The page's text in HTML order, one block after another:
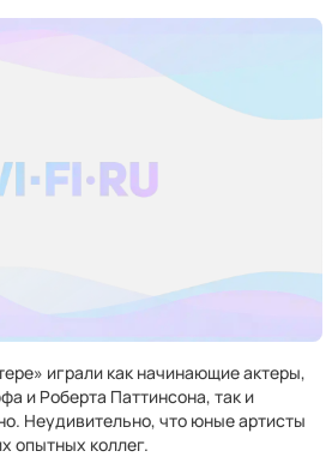
играли как начинающие актеры,
и Роберта Паттинсона, так и
Неудивительно, что юные артисты
опытных коллег.